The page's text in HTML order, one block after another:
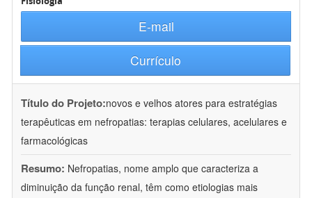
E-mail
Currículo
Título do Projeto:novos e velhos atores para estratégias
terapêuticas em nefropatias: terapias celulares, acelulares e
farmacológicas
Resumo: Nefropatias, nome amplo que caracteriza a
diminuição da função renal, têm como etiologias mais